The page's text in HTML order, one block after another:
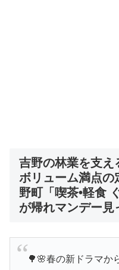
吉野の林業を支え
ボリューム満点の
野町「喫茶•軽食
が帰れマンデー見
🌳🌸春の新ドラマか